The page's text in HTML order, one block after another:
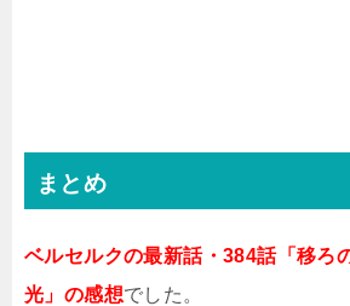
まとめ
ベルセルクの最新話・384話「移ろ
光」の感想でした。